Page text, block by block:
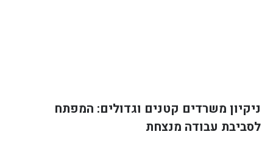
ניקיון משרדים קטנים וגדולים: המפתח
לסביבת עבודה מנצחת